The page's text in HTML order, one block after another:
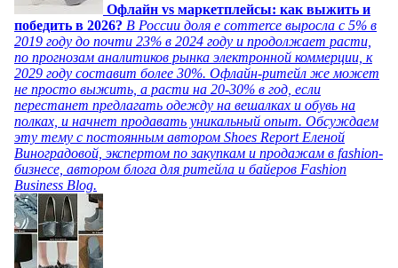
Офлайн vs маркетплейсы: как выжить и
победить в 2026? В России доля e commerce выросла с 5% в
2019 году до почти 23% в 2024 году и продолжает расти,
по прогнозам аналитиков рынка электронной коммерции, к
2029 году составит более 30%. Офлайн-ритейл же может
не просто выжить, а расти на 20-30% в год, если
перестанет предлагать одежду на вешалках и обувь на
полках, и начнет продавать уникальный опыт. Обсуждаем
эту тему с постоянным автором Shoes Report Еленой
Виноградовой, экспертом по закупкам и продажам в fashion-
бизнесе, автором блога для ритейла и байеров Fashion
Business Blog.